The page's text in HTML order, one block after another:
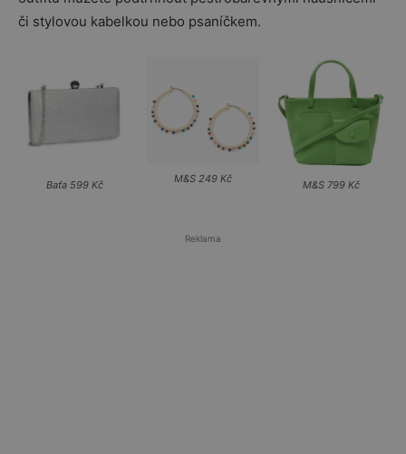
či stylovou kabelkou nebo psaníčkem.
Baťa 599 Kč M&S 249 Kč M&S 799 Kč
Reklama